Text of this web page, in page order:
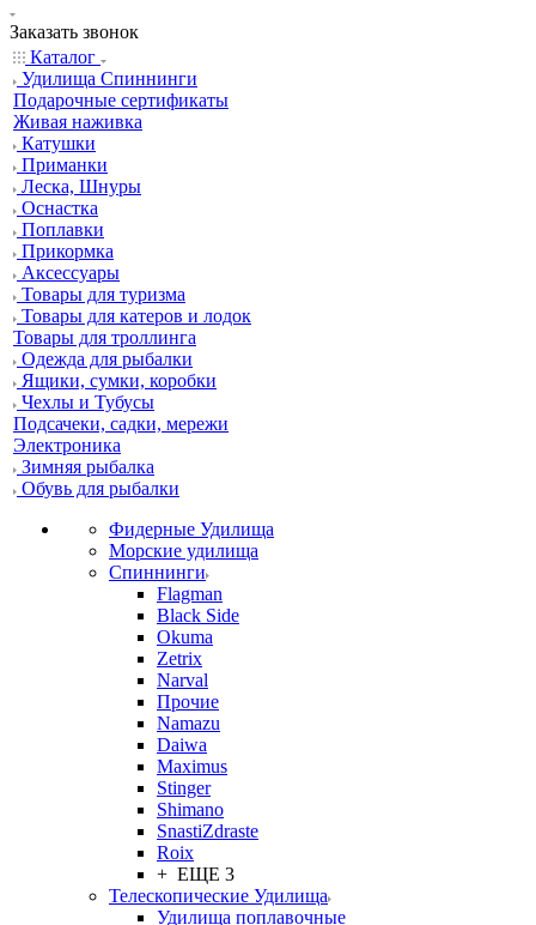
Заказать звонок
Каталог
Удилища Спиннинги
Подарочные сертификаты
Живая наживка
Катушки
Приманки
Леска, Шнуры
Оснастка
Поплавки
Прикормка
Аксессуары
Товары для туризма
Товары для катеров и лодок
Товары для троллинга
Одежда для рыбалки
Ящики, сумки, коробки
Чехлы и Тубусы
Подсачеки, садки, мережи
Электроника
Зимняя рыбалка
Обувь для рыбалки
Фидерные Удилища
Морские удилища
Спиннинги
Flagman
Black Side
Okuma
Zetrix
Narval
Прочие
Namazu
Daiwa
Maximus
Stinger
Shimano
SnastiZdraste
Roix
+ ЕЩЕ 3
Телескопические Удилища
Удилища поплавочные